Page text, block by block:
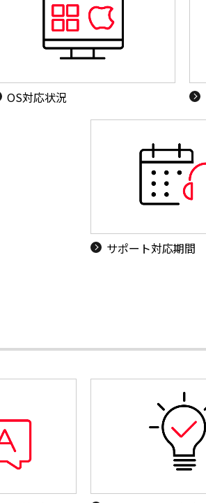
OS対応状況
サポート対応期間